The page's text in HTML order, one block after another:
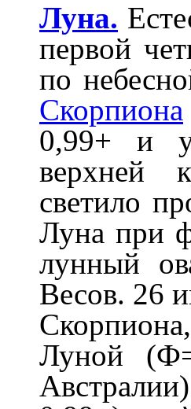
Луна.
первой
по
Скорпиона
0,99+ и
верхней
светило
Луна при
лунный
Весов. 26
Луной